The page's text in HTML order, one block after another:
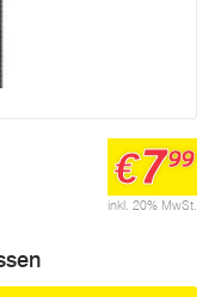
inkl. 20% MwSt.
€799